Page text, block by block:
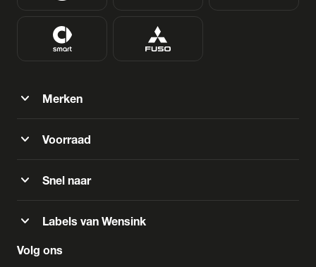
expand_more Merken
expand_more Voorraad
expand_more Snel naar
expand_more Labels van Wensink
Volg ons